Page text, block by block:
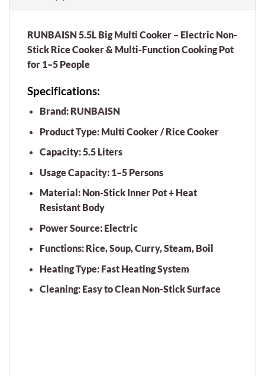
RUNBAISN 5.5L Big Multi Cooker – Electric Non-
Stick Rice Cooker & Multi-Function Cooking Pot
for 1–5 People
Specifications:
Brand:RUNBAISN
Product Type:Multi Cooker / Rice Cooker
Capacity:5.5 Liters
Usage Capacity:1–5 Persons
Material:Non-Stick Inner Pot + Heat
Resistant Body
Power Source:Electric
Functions:Rice, Soup, Curry, Steam, Boil
Heating Type:Fast Heating System
Cleaning:Easy to Clean Non-Stick Surface